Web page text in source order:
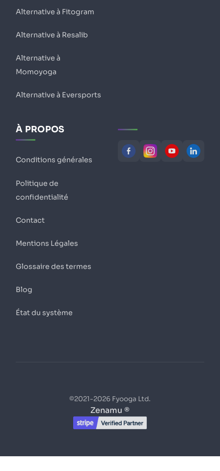
Alternative à Fitogram
Alternative à Resalib
Alternative à
Momoyoga
Alternative à Eversports
À PROPOS
Conditions générales
Politique de
confidentialité
Contact
Mentions Légales
Glossaire des termes
Blog
État du système
©2021-2026 Fyooga Ltd.
Zenamu ®